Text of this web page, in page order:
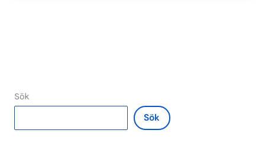
Sök
Sök